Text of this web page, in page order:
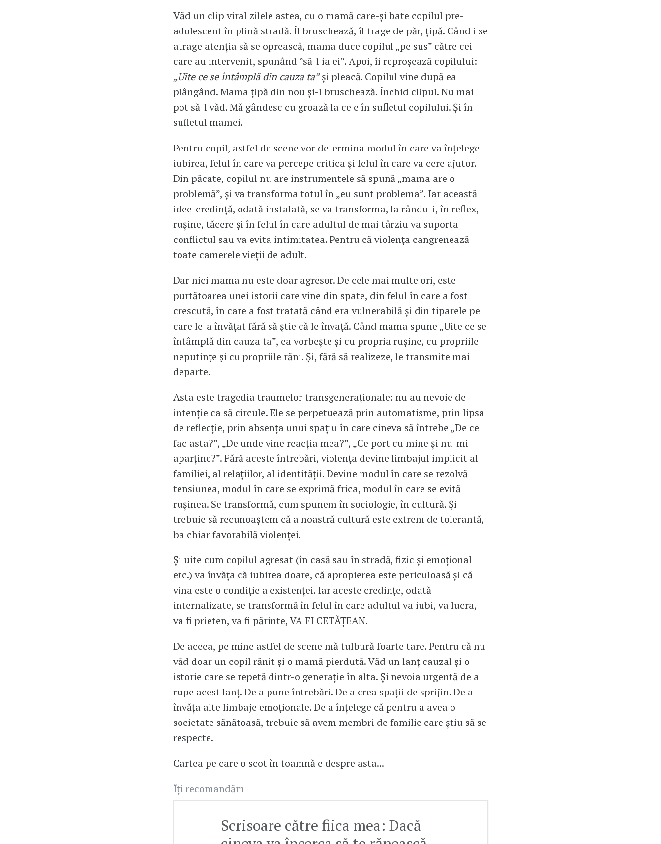
Văd un clip viral zilele astea, cu o mamă care-și bate copilul pre-
adolescent în plină stradă. Îl bruschează, îl trage de păr, țipă. Când i se
atrage atenția să se oprească, mama duce copilul „pe sus” către cei
care au intervenit, spunând ”să-l ia ei”. Apoi, îi reproșează copilului:
„Uite ce se întâmplă din cauza ta”și pleacă. Copilul vine după ea
plângând. Mama țipă din nou și-l bruschează. Închid clipul. Nu mai
pot să-l văd. Mă gândesc cu groază la ce e în sufletul copilului. Și în
sufletul mamei.
Pentru copil, astfel de scene vor determina modul în care va înțelege
iubirea, felul în care va percepe critica și felul în care va cere ajutor.
Din păcate, copilul nu are instrumentele să spună „mama are o
problemă”, și va transforma totul în „eu sunt problema”. Iar această
idee-credință, odată instalată, se va transforma, la rându-i, în reflex,
rușine, tăcere și în felul în care adultul de mai târziu va suporta
conflictul sau va evita intimitatea. Pentru că violența cangrenează
toate camerele vieții de adult.
Dar nici mama nu este doar agresor. De cele mai multe ori, este
purtătoarea unei istorii care vine din spate, din felul în care a fost
crescută, în care a fost tratată când era vulnerabilă și din tiparele pe
care le-a învățat fără să știe că le învață. Când mama spune „Uite ce se
întâmplă din cauza ta”, ea vorbește și cu propria rușine, cu propriile
neputințe și cu propriile răni. Și, fără să realizeze, le transmite mai
departe.
Asta este tragedia traumelor transgeneraționale: nu au nevoie de
intenție ca să circule. Ele se perpetuează prin automatisme, prin lipsa
de reflecție, prin absența unui spațiu în care cineva să întrebe „De ce
fac asta?”, „De unde vine reacția mea?”, „Ce port cu mine și nu-mi
aparține?”. Fără aceste întrebări, violența devine limbajul implicit al
familiei, al relațiilor, al identității. Devine modul în care se rezolvă
tensiunea, modul în care se exprimă frica, modul în care se evită
rușinea. Se transformă, cum spunem în sociologie, în cultură. Și
trebuie să recunoaștem că a noastră cultură este extrem de tolerantă,
ba chiar favorabilă violenței.
Și uite cum copilul agresat (în casă sau în stradă, fizic și emoțional
etc.) va învăța că iubirea doare, că apropierea este periculoasă și că
vina este o condiție a existenței. Iar aceste credințe, odată
internalizate, se transformă în felul în care adultul va iubi, va lucra,
va fi prieten, va fi părinte, VA FI CETĂȚEAN.
De aceea, pe mine astfel de scene mă tulbură foarte tare. Pentru că nu
văd doar un copil rănit și o mamă pierdută. Văd un lanț cauzal și o
istorie care se repetă dintr-o generație în alta. Și nevoia urgentă de a
rupe acest lanț. De a pune întrebări. De a crea spații de sprijin. De a
învăța alte limbaje emoționale. De a înțelege că pentru a avea o
societate sănătoasă, trebuie să avem membri de familie care știu să se
respecte.
Cartea pe care o scot în toamnă e despre asta...
Îți recomandăm
Scrisoare către fiica mea: Dacă